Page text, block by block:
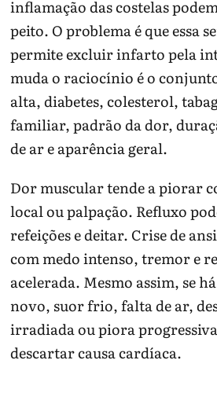
inflamação das costelas
peito. O problema é que essa
permite excluir infarto pela
muda o raciocínio é o
alta, diabetes, colesterol,
familiar, padrão da dor,
de ar e aparência geral.
Dor muscular tende a piorar
local ou palpação. Refluxo
refeições e deitar. Crise de
com medo intenso, tremor e
acelerada. Mesmo assim, se
novo, suor frio, falta de ar,
irradiada ou piora
descartar causa cardíaca.